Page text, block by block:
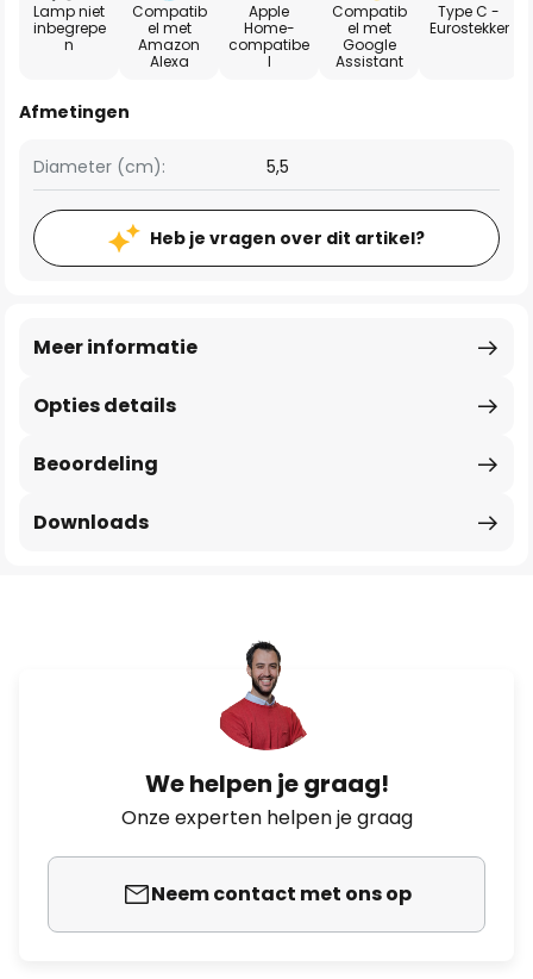
Lamp niet
inbegrepe
n
Compatib
el met
Amazon
Alexa
Apple
Home-
compatibe
l
Compatib
el met
Google
Assistant
Type C -
Eurostekker
Afmetingen
Diameter (cm): 5,5
Heb je vragen over dit artikel?
Opties details
Meer informatie
Beoordeling
Downloads
We helpen je graag!
Onze experten helpen je graag
Neem contact met ons op